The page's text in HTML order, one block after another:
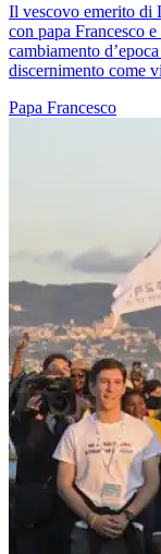
Il vescovo emerito di
con papa Francesco
cambiamento
discernimento come
Papa Francesco